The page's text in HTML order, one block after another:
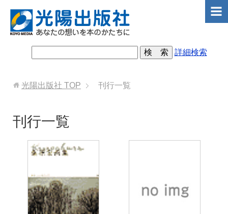
詳細検索
光陽出版社 TOP 刊行一覧
刊行一覧